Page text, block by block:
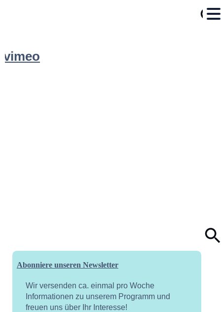
vimeo
Abonniere unseren Newsletter
Wir versenden ca. einmal pro Woche
Informationen zu unserem Programm und
freuen uns über Ihr Interesse!